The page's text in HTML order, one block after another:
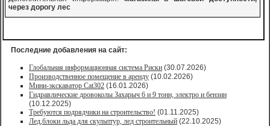
через дорогу лес
Последние добавления на сайт:
Глобальная информационная система Риски (30.07.2026)
Производственное помещение в аренду (10.02.2026)
Мини-экскаватор Cat302 (16.01.2026)
Гидравлические дровоколы Захарыч 6 и 9 тонн, электро и бензин
(10.12.2025)
Требуются подрядчики на строительство! (01.11.2025)
Лед,блоки льда для скульптур, лед строительный (22.10.2025)